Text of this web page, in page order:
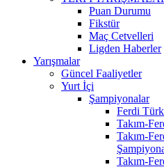
Puan Durumu
Fikstür
Maç Cetvelleri
Ligden Haberler
Yarışmalar
Güncel Faaliyetler
Yurt İçi
Şampiyonalar
Ferdi
Takım-
Takım-
Takım-